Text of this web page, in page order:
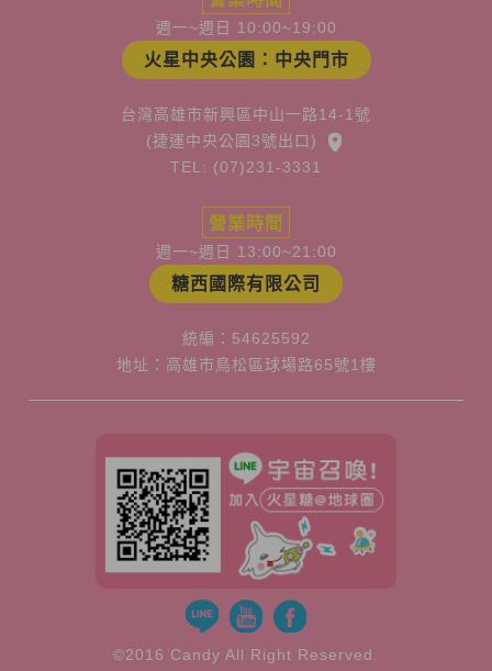
週一~週日 10:00~19:00
火星中央公園：中央門市
台灣高雄市新興區中山一路14-1號
(捷運中央公園3號出口)
TEL: (07)231-3331
營業時間
週一~週日 13:00~21:00
糖西國際有限公司
統編：54625592
地址：高雄市鳥松區球場路65號1樓
©2016 Candy All Right Reserved.